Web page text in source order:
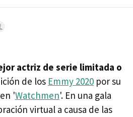
actriz de serie limitada o
de los Emmy 2020 por su
'Watchmen'. En una gala
virtual a causa de las